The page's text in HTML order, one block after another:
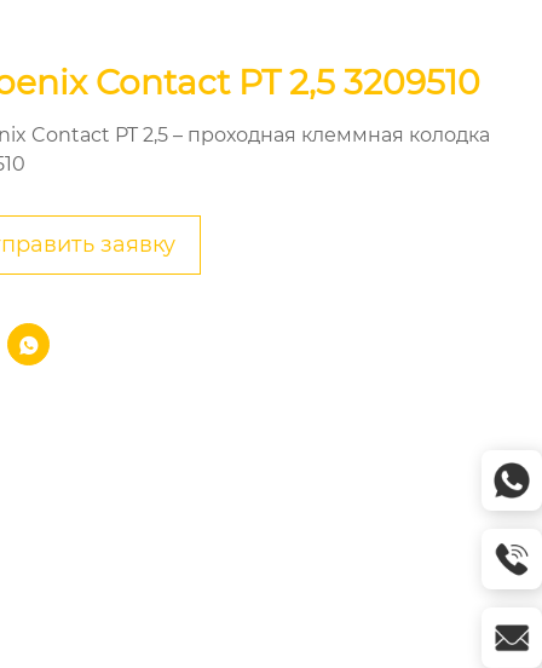
Contact PT 2,5 3209510
Contact PT 2,5 – проходная клеммная колодка
заявку
